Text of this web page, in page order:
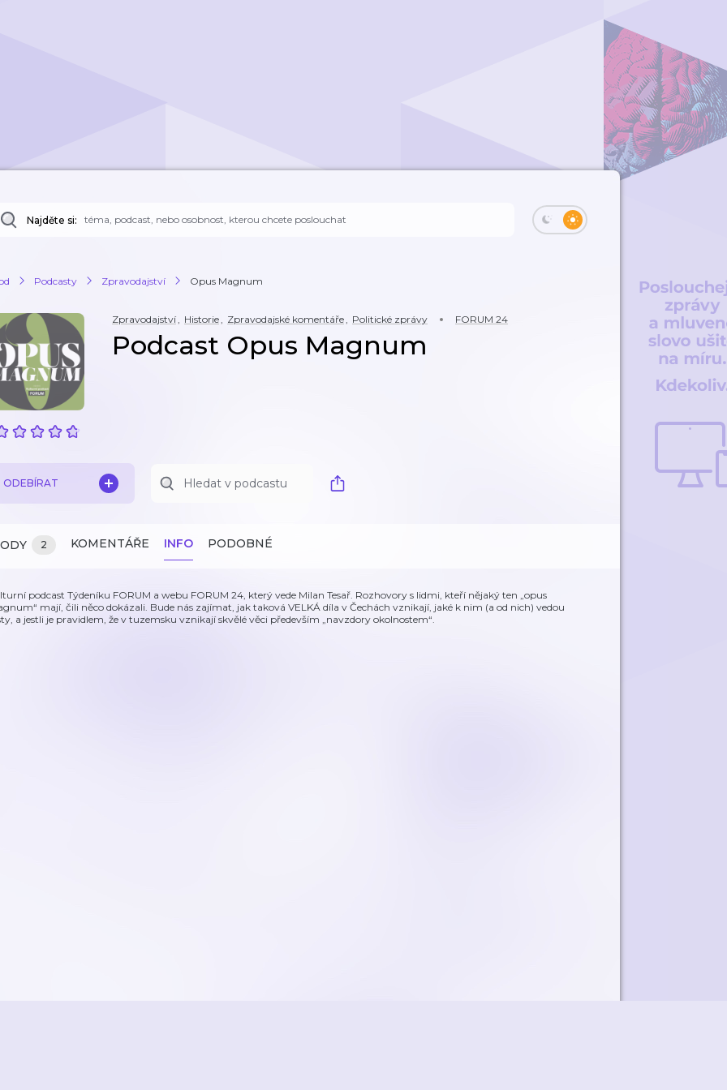
Najděte si:
Podcasty Zpravodajství Opus Magnum
Zpravodajství, Historie, Zpravodajské komentáře, Politické zprávy FORUM 24
Podcast Opus Magnum
ODEBÍRAT
2 KOMENTÁŘE INFO PODOBNÉ
podcast Týdeníku FORUM a webu FORUM 24, který vede Milan Tesař. Rozhovory s lidmi, kteří nějaký ten „opus
mají, čili něco dokázali. Bude nás zajímat, jak taková VELKÁ díla v Čechách vznikají, jaké k nim (a od nich) vedou
a jestli je pravidlem, že v tuzemsku vznikají skvělé věci především „navzdory okolnostem“.